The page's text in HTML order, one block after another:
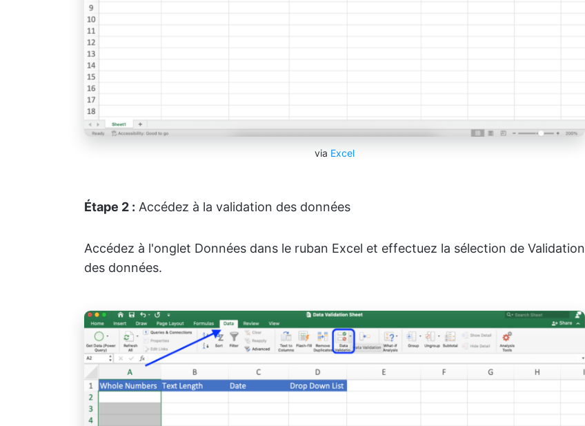
via Excel
Étape 2 : Accédez à la validation des données
Accédez à l'onglet Données dans le ruban Excel et effectuez la sélection de Validation
des données.